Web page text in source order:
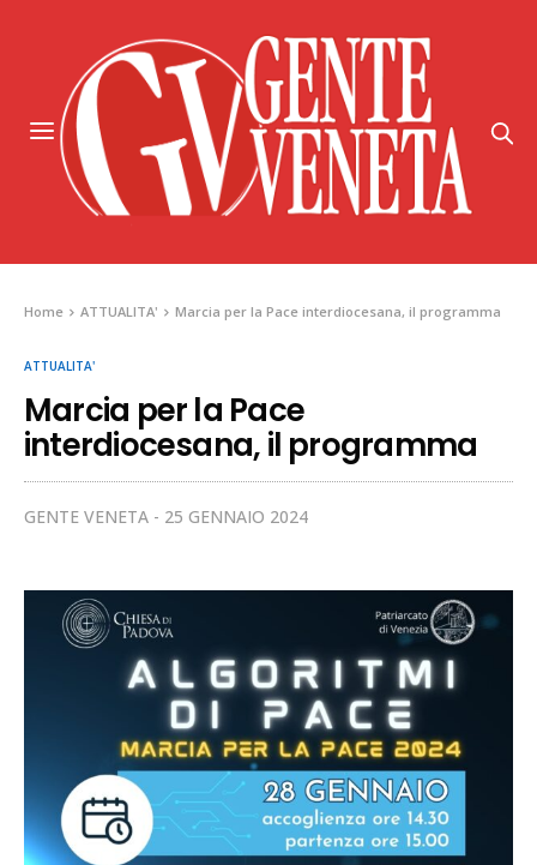
Home ATTUALITA' Marcia per la Pace interdiocesana, il programma
ATTUALITA'
Marcia per la Pace
interdiocesana, il programma
GENTE VENETA 25 GENNAIO 2024